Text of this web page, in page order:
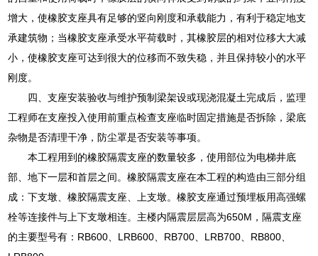
增大，使橡胶支座具有足够的竖向刚度和承载能力，有利于稳定地支
承建筑物；当橡胶支座承受水平荷载时，其橡胶层的相对位移大大减
小，使橡胶支座可达到很大的位移而不致失稳，并且保持较小的水平
刚度。
四、支座安装验收与维护预制梁架设或现浇混凝土完成后，监理
工程师在支座投入使用前重点检查支座临时固定措施是否拆除，梁底
杂物是否清理干净，防尘罩是否安装等事项。
本工程用到的橡胶隔震支座的数量较多，使用部位为电梯井底
部、地下一层和首层之间。橡胶隔震支座在本工程的构造由三部分组
成：下支墩、橡胶隔震支座、上支墩。橡胶支座通过预埋板用高强螺
栓等连接件与上下支墩相连。主楼内隔震层层高为650M，隔震支座
的主要型号有：RB600、LRB600、RB700、LRB700、RB800、